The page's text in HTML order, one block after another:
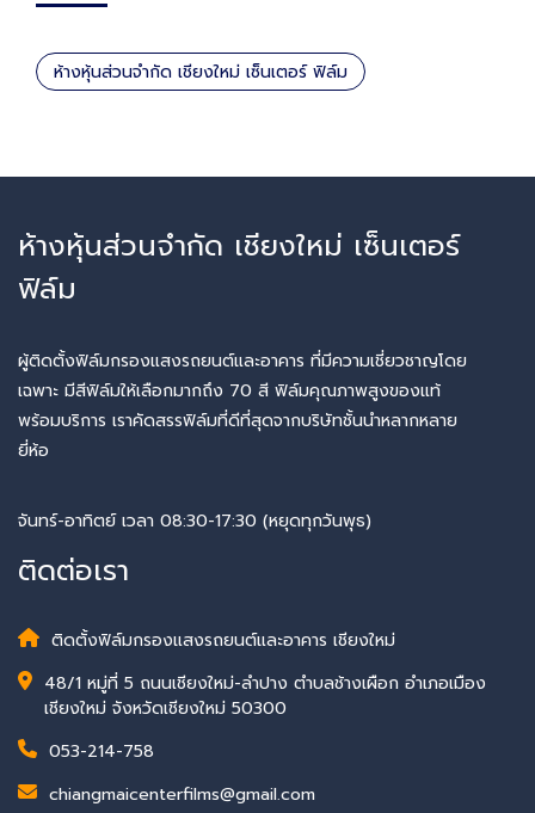
ห้างหุ้นส่วนจำกัด เชียงใหม่ เซ็นเตอร์ ฟิล์ม
ห้างหุ้นส่วนจำกัด เชียงใหม่ เซ็นเตอร์
ฟิล์ม
ผู้ติดตั้งฟิล์มกรองแสงรถยนต์และอาคาร ที่มีความเชี่ยวชาญโดย
เฉพาะ มีสีฟิล์มให้เลือกมากถึง 70 สี ฟิล์มคุณภาพสูงของแท้
พร้อมบริการ เราคัดสรรฟิล์มที่ดีที่สุดจากบริษัทชั้นนำหลากหลาย
ยี่ห้อ
จันทร์-อาทิตย์ เวลา 08:30-17:30 (หยุดทุกวันพุธ)
ติดต่อเรา
ติดตั้งฟิล์มกรองแสงรถยนต์และอาคาร เชียงใหม่
48/1 หมู่ที่ 5 ถนนเชียงใหม่-ลำปาง ตำบลช้างเผือก อำเภอเมือง
เชียงใหม่ จังหวัดเชียงใหม่ 50300
053-214-758
chiangmaicenterfilms@gmail.com